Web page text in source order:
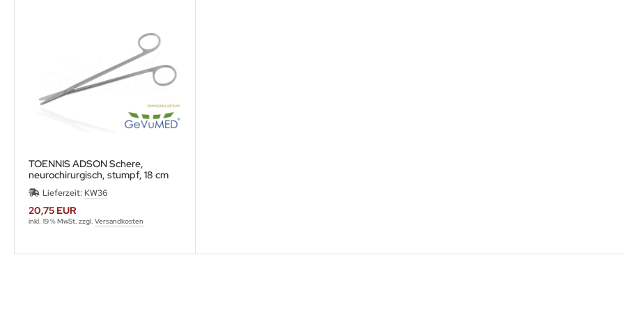
TOENNIS ADSON Schere,
neurochirurgisch, stumpf, 18 cm
Länge | gerade oder gebogen
Lieferzeit: KW36
20,75 EUR
inkl. 19 % MwSt. zzgl. Versandkosten